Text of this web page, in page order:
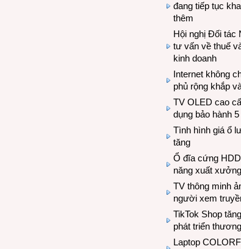
đang tiếp tục
thêm
Hội nghị Đối tác
tư vấn về thuế
kinh doanh
Internet không
phủ rộng khắp
TV OLED cao
dụng bảo hành
Tình hình giá ổ
tăng
Ổ đĩa cứng
năng xuất
TV thông minh
người xem
TikTok Shop
phát triển
Laptop